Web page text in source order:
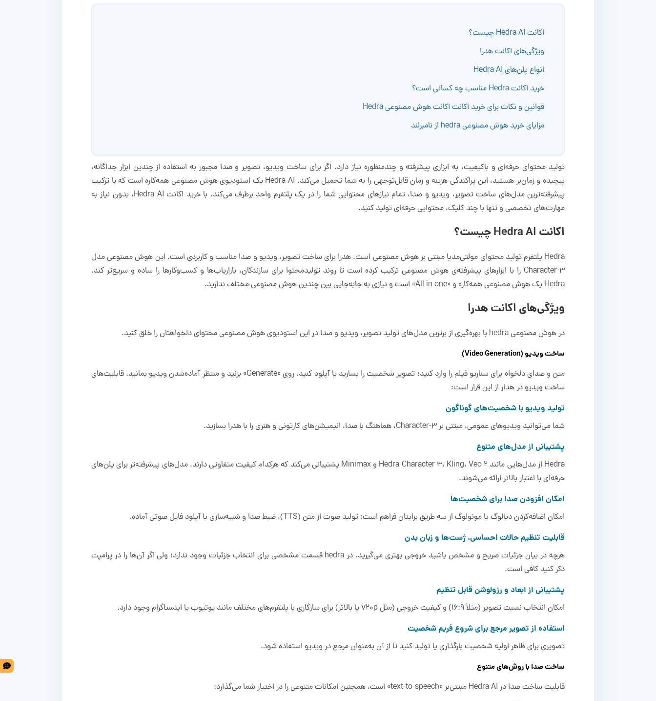
اکانت Hedra AI چیست؟
ویژگی‌های اکانت هدرا
انواع پلن‌های Hedra AI
خرید اکانت Hedra مناسب چه کسانی است؟
قوانین و نکات برای خرید اکانت اکانت هوش مصنوعی Hedra
مزایای خرید هوش مصنوعی hedra از نامبرلند
تولید محتوای حرفه‌ای و باکیفیت، به ابزاری پیشرفته و چندمنظوره نیاز دارد. اگر برای ساخت ویدیو، تصویر و صدا مجبور به استفاده از چندین ابزار جداگانه،
پیچیده و زمان‌بر هستید، این پراکندگی هزینه‌ و زمان قابل‌توجهی را به شما تحمیل می‌کند. Hedra AI یک استودیوی هوش مصنوعی همه‌کاره است که با ترکیب
پیشرفته‌ترین مدل‌های ساخت تصویر، ویدیو و صدا، تمام نیازهای محتوایی شما را در یک پلتفرم واحد برطرف می‌کند. با خرید اکانت Hedra AI، بدون نیاز به
مهارت‌های تخصصی و تنها با چند کلیک، محتوایی حرفه‌ای تولید کنید.
اکانت Hedra AI چیست؟
Hedra پلتفرم تولید محتوای مولتی‌مدیا مبتنی بر هوش مصنوعی است. هدرا برای ساخت تصویر، ویدیو و صدا مناسب و کاربردی است. این هوش مصنوعی مدل
Character-3 را با ابزارهای پیشرفته‌ی هوش مصنوعی ترکیب کرده است تا روند تولیدمحتوا برای سازندگان، بازاریاب‌ها و کسب‌وکارها را ساده‌ و سریع‌تر کند.
Hedra یک هوش مصنوعی همه‌کاره و «All in one» است و نیازی به جابه‌جایی بین چندین هوش مصنوعی مختلف ندارید.
ویژگی‌های اکانت هدرا
در هوش مصنوعی hedra با بهره‌گیری از برترین مدل‌های تولید تصویر، ویدیو و صدا در این استودیوی هوش مصنوعی محتوای دلخواهتان را خلق کنید.
ساخت ویدیو (Video Generation)
متن و صدای دلخواه برای سناریو فیلم را وارد کنید؛ تصویر شخصیت را بسازید یا آپلود کنید. روی «Generate» بزنید و منتظر آماده‌شدن ویدیو بمانید. قابلیت‌های
ساخت ویدیو در هدار از این قرار است:
تولید ویدیو با شخصیت‌های گوناگون
شما می‌توانید ویدیوهای عمومی، مبتنی بر Character-3، هماهنگ با صدا، انیمیشن‌های کارتونی و هنری را با هدرا بسازید.
پشتیبانی از مدل‌های متنوع
Hedra از مدل‌هایی مانند Hedra Character 3، Kling، Veo 2 و Minimax پشتیبانی می‌کند که هرکدام کیفیت متفاوتی دارند. مدل‌های پیشرفته‌تر برای پلن‌های
حرفه‌ای با اعتبار بالاتر ارائه می‌شوند.
امکان افزودن صدا برای شخصیت‌ها
امکان اضافه‌کردن دیالوگ یا مونولوگ از سه طریق برایتان فراهم است: تولید صوت از متن (TTS)، ضبط صدا و شبیه‌سازی یا آپلود فایل صوتی آماده.
قابلیت تنظیم حالات احساسی، ژست‌ها و زبان بدن
هرچه در بیان جزئیات صریح و مشخص باشید خروجی بهتری می‌گیرید. در hedra قسمت مشخصی برای انتخاب جزئیات وجود ندارد؛ ولی اگر آن‌ها را در پرامپت
ذکر کنید کافی است.
پشتیبانی از ابعاد و رزولوشن قابل تنظیم
امکان انتخاب نسبت تصویر (مثلاً 16:9) و کیفیت خروجی (مثل 720p یا بالاتر) برای سازگاری با پلتفرم‌های مختلف مانند یوتیوب یا اینستاگرام وجود دارد.
استفاده از تصویر مرجع برای شروع فریم شخصیت
تصویری برای ظاهر اولیه شخصیت بارگذاری یا تولید کنید تا از آن به‌عنوان مرجع در ویدیو استفاده شود.
ساخت صدا با روش‌های متنوع
قابلیت ساخت صدا در Hedra AI مبتنی‌بر «text-to-speech» است، همچنین امکانات متنوعی را در اختیار شما می‌گذارد: